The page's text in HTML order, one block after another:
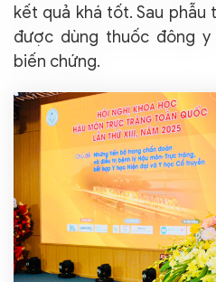
kết quả khá tốt. Sau phẫu
được dùng thuốc đông
biến chứng.